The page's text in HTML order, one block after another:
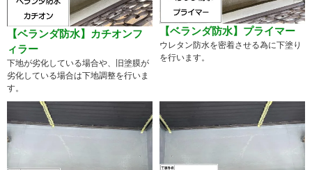
【ベランダ防水】カチオンフ
ィラー
下地が劣化している場合や、旧塗膜が
劣化している場合は下地調整を行いま
す。
【ベランダ防水】プライマー
ウレタン防水を密着させる為に下塗り
を行います。